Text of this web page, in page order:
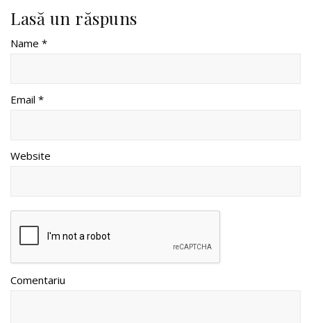
Lasă un răspuns
Name *
Email *
Website
Comentariu